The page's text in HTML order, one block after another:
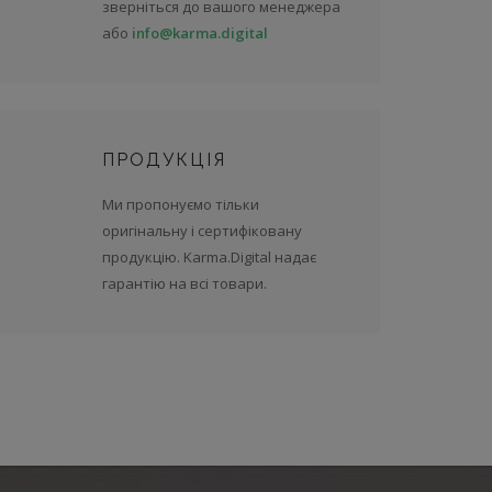
зверніться до вашого менеджера
або info@karma.digital
ПРОДУКЦІЯ
Ми пропонуємо тільки
оригінальну і сертифіковану
продукцію. Karma.Digital надає
гарантію на всі товари.